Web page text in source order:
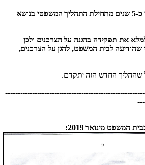
צאנו לדרך חדשה, אחרי כ-5 שנים מתחילת התהליך המשפטי בנושא
את תפקידה בהגנה על הצרכנים ולכן
לבית המשפט, להגן על הצרכנים,
שההליך החדש הזה יתקדם.
המשפט מינואר 2019: